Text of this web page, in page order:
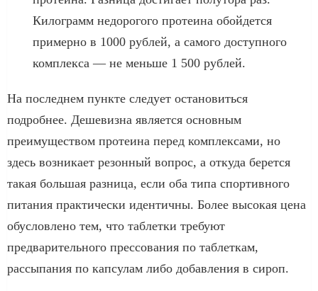
Килограмм недорогого протеина обойдется
примерно в 1000 рублей, а самого доступного
комплекса — не меньше 1 500 рублей.
На последнем пункте следует остановиться
подробнее. Дешевизна является основным
преимуществом протеина перед комплексами, но
здесь возникает резонный вопрос, а откуда берется
такая большая разница, если оба типа спортивного
питания практически идентичны. Более высокая цена
обусловлено тем, что таблетки требуют
предварительного прессования по таблеткам,
рассыпания по капсулам либо добавления в сироп.